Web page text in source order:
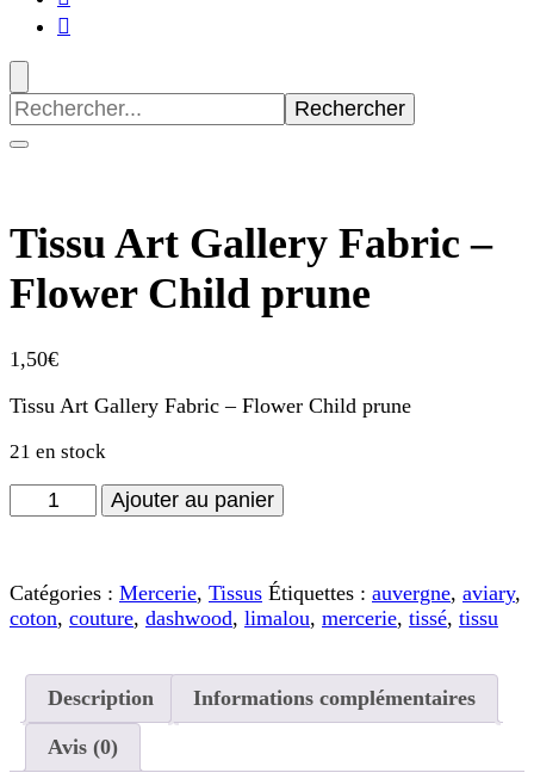
Recherche
pour
:
Tissu Art Gallery Fabric –
Flower Child prune
1,50€
Tissu Art Gallery Fabric – Flower Child prune
21 en stock
quantité
de
Gallery
Fabric
Flower
Child
prune
Ajouter au panier
Catégories : Mercerie, Tissus Étiquettes : auvergne, aviary,
coton, couture, dashwood, limalou, mercerie, tissé, tissu
Description Informations complémentaires
Avis (0)